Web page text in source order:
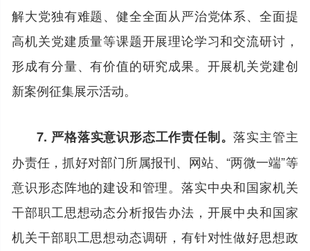
解大党独有难题、健全全面从严治党体系、全面提
高机关党建质量等课题开展理论学习和交流研讨，
形成有分量、有价值的研究成果。开展机关党建创
新案例征集展示活动。
7. 严格落实意识形态工作责任制。落实主管主
办责任，抓好对部门所属报刊、网站、“两微一端”等
意识形态阵地的建设和管理。落实中央和国家机关
干部职工思想动态分析报告办法，开展中央和国家
机关干部职工思想动态调研，有针对性做好思想政